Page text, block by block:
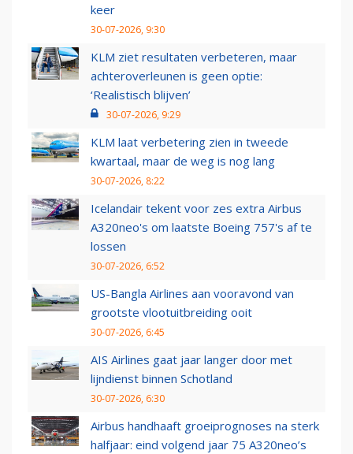
keer
30-07-2026, 9:30
KLM ziet resultaten verbeteren, maar
achteroverleunen is geen optie:
‘Realistisch blijven’
30-07-2026, 9:29
KLM laat verbetering zien in tweede
kwartaal, maar de weg is nog lang
30-07-2026, 8:22
Icelandair tekent voor zes extra Airbus
A320neo's om laatste Boeing 757's af te
lossen
30-07-2026, 6:52
US-Bangla Airlines aan vooravond van
grootste vlootuitbreiding ooit
30-07-2026, 6:45
AIS Airlines gaat jaar langer door met
lijndienst binnen Schotland
30-07-2026, 6:30
Airbus handhaaft groeiprognoses na sterk
halfjaar: eind volgend jaar 75 A320neo’s